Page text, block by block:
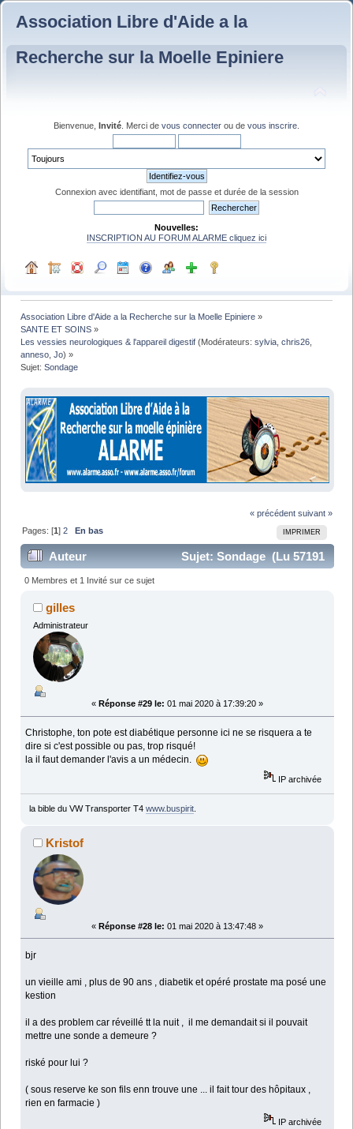
Association Libre d'Aide a la
Recherche sur la Moelle Epiniere
Bienvenue, Invité . Merci de vous connecter ou de vous inscrire
Connexion avec identifiant, mot de passe et durée de la session
Nouvelles:
INSCRIPTION AU FORUM ALARME cliquez ici
Association Libre d'Aide a la Recherche sur la Moelle Epiniere »
SANTE ET SOINS »
Les vessies neurologiques & l'appareil digestif (Modérateurs:sylvia ,chris26
anneso ,Jo) »
Sujet:Sondage
« précédent suivant »
IMPRIMER
Pages: [1]2 En bas
Auteur
Sujet: Sondage (Lu 57191
fois)
0 Membres et 1 Invité sur ce sujet
gilles
Administrateur
« Réponse #29 le: 01 mai 2020 à 17:39:20 »
Christophe, ton pote est diabétique personne ici ne se risquera a te
dire si c'est possible ou pas, trop risqué!
la il faut demander l'avis a un médecin.
IP archivée
la bible du VW Transporter T4 www.buspirit.
Kristof
« Réponse #28 le: 01 mai 2020 à 13:47:48 »
bjr
un vieille ami , plus de 90 ans , diabetik et opéré prostate ma posé une
kestion
il a des problem car réveillé tt la nuit , il me demandait si il pouvait
mettre une sonde a demeure ?
riské pour lui ?
( sous reserve ke son fils enn trouve une ... il fait tour des hôpitaux ,
rien en farmacie )
IP archivée